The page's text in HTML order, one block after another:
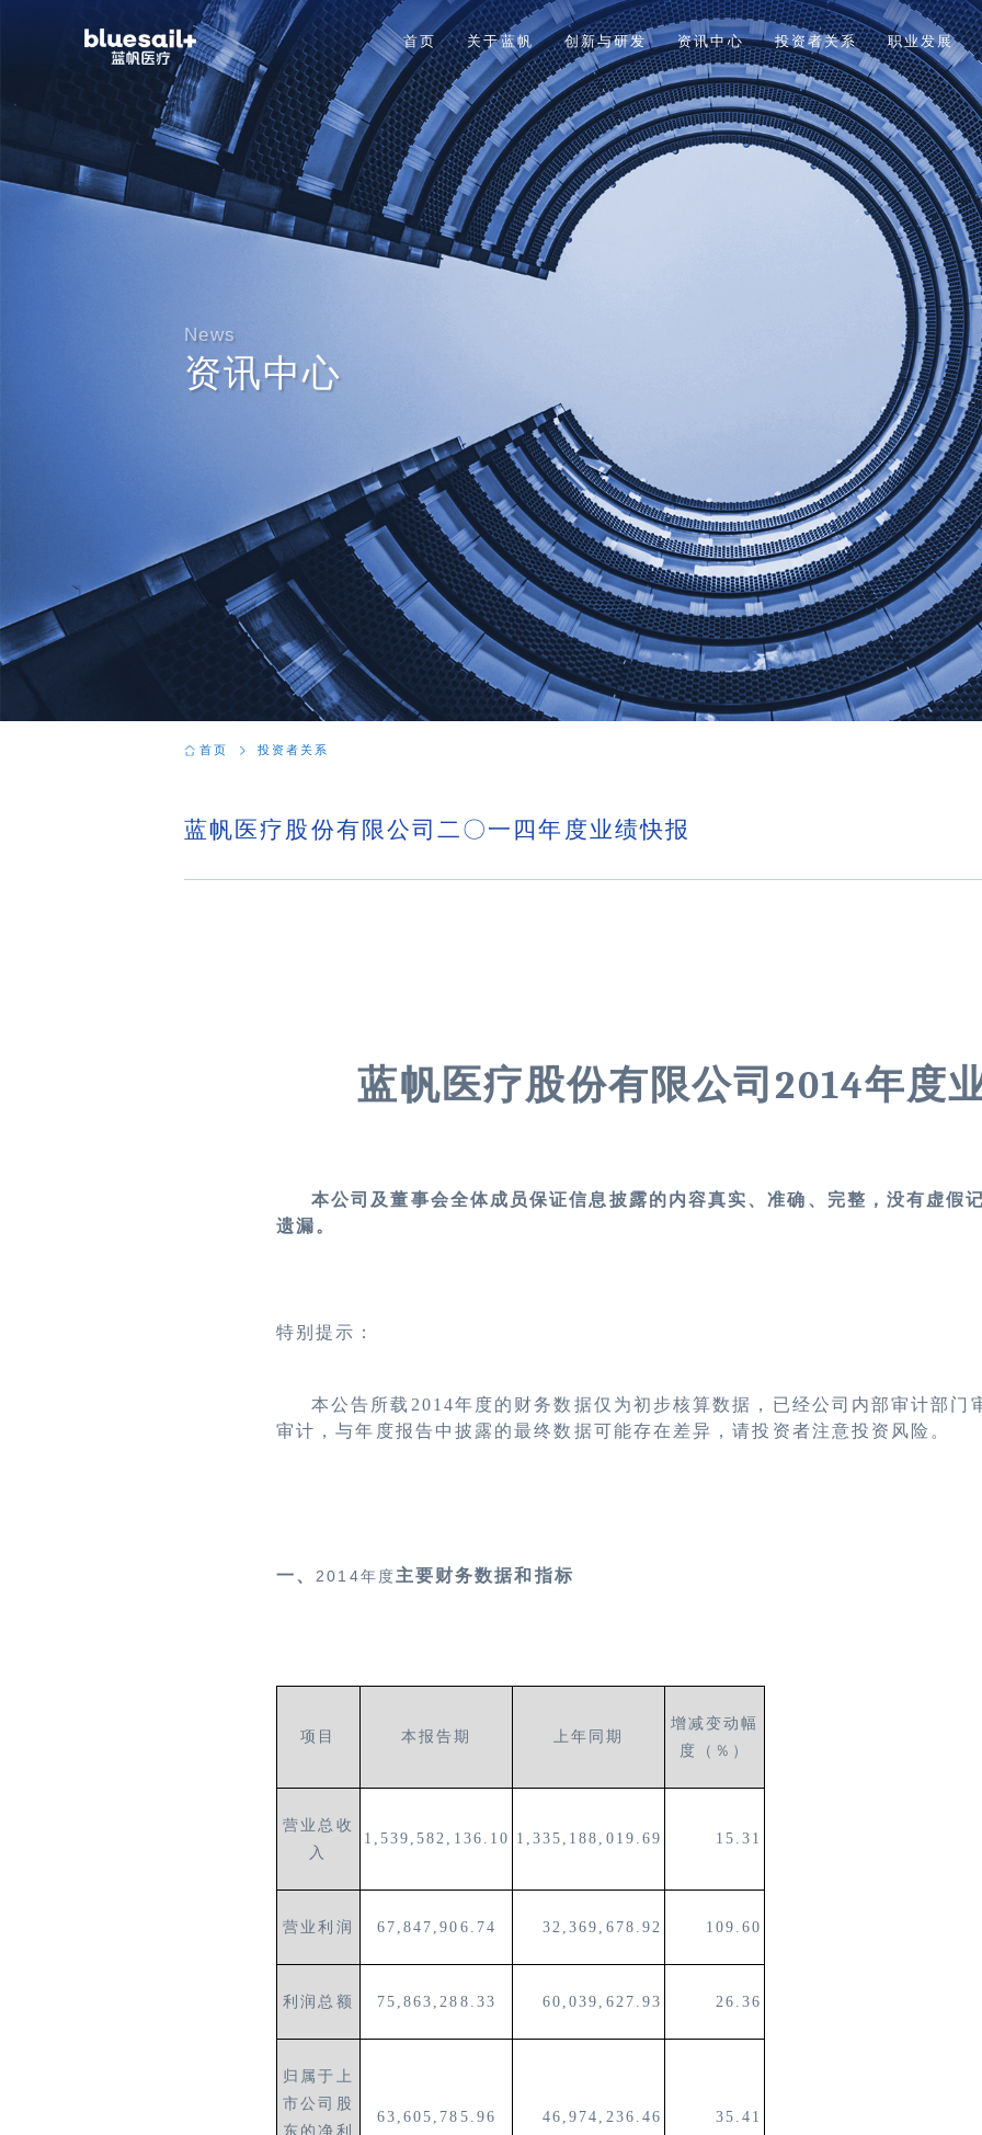
首页 关于蓝帆 创新与研发 资讯中心 投资者关系 职业发展
News
资讯中心
首页 投资者关系
蓝帆医疗股份有限公司二〇一四年度业绩快报
蓝帆医疗股份有限公司 2014年度
本公司及董事会全体成员保证信息披露的内容真实、准确、完整，没有虚假
遗漏。
特别提示：
本公告所载 2014年度的财务数据仅为初步核算数据，已经公司内部审计部门
审计，与年度报告中披露的最终数据可能存在差异，请投资者注意投资风险。
一、 2014年度 主要财务数据和指标
项目 本报告期 上年同期
增减变动幅
度（％）
营业总收
入
1,539,582,136.10 1,335,188,019.69 15.31
营业利润 67,847,906.74 32,369,678.92 109.60
利润总额 75,863,288.33 60,039,627.93 26.36
归属于上
市公司股
东的净利
63,605,785.96 46,974,236.46 35.41